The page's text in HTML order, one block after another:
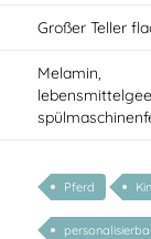
Großer Teller
Melamin,
Pferd